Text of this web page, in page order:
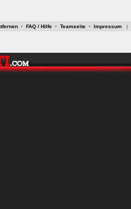
• FAQ / Hilfe • Teamseite • Impressum |